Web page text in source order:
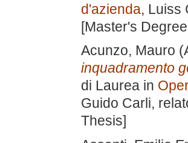
d'azienda, Luiss
[Master's
Acunzo, Mauro
inquadramento
di Laurea in
Guido Carli,
Thesis]